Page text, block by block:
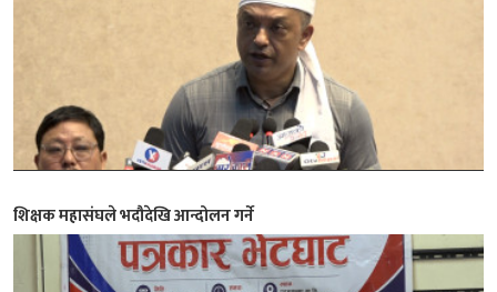
शिक्षक महासंघले भदौदेखि आन्दोलन गर्ने